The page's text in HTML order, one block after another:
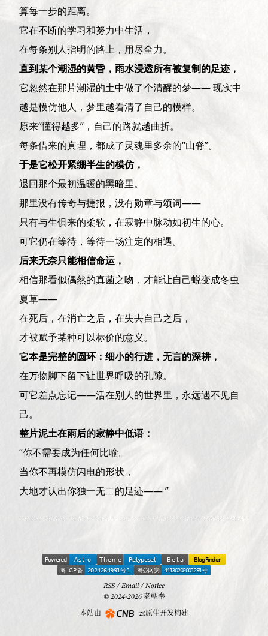
算每一步的距离。
它在不断的学习和努力中生活，
在每条别人指明的路上，用尽全力。
直到某个潮湿的黄昏，雨水浸透所有被复制的足迹，
它忽然在那片潮湿的土中做了个清醒的梦—— 现实中
越是模仿他人，梦里越看清了自己的模样。
原来“懂得越多”，自己的路就越曲折。
每条借来的真理，都成了灵魂里多余的“山脊”。
于是它松开紧绷半生的模仿，
退回那个最初温暖的黑暗里。
那里没有传奇与捷报，没有勋章与颂词——
只有与生俱来的柔软，在寂静中脉动如初生的心。
可它仍在等待，等待一场注定的相遇。
后来无奈只能相信命运，
相信那看似偶然的真菌之吻，才能让自己蜕变成冬虫
夏草——
在死后，在消亡之后，在失去自己之后，
才被赋予某种可以标价的意义。
它本是完整的圆环：细小的行进，无言的深耕，
在万物脚下留下让世界呼吸的孔隙。
可它差点忘记——活在别人的世界里，永远遇不见自
己。
整片泥土在雨后的寂静中低语：
“你不需要成为任何比喻。
当你不再模仿闪电的形状，
大地才认出你独一无二的足迹—— ”
RSS/ Email / Notice
© 2024-2026 老朝奉
本站由 云原生开发构建